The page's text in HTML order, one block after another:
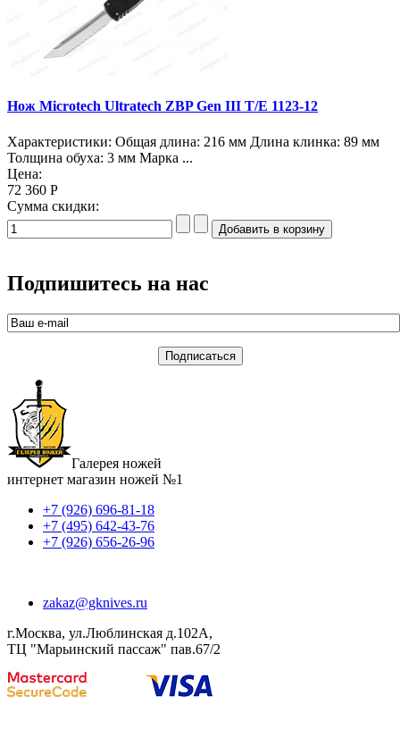
Нож Microtech Ultratech ZBP Gen III T/E 1123-12
Характеристики: Общая длина: 216 мм Длина клинка: 89 мм
Толщина обуха: 3 мм Марка ...
Цена:
72 360 Р
Сумма скидки:
Подпишитесь на нас
Галерея ножей
интернет магазин ножей №1
+7 (926) 696-81-18
+7 (495) 642-43-76
+7 (926) 656-26-96
zakaz@gknives.ru
г.Москва, ул.Люблинская д.102А,
ТЦ "Марьинский пассаж" пав.67/2